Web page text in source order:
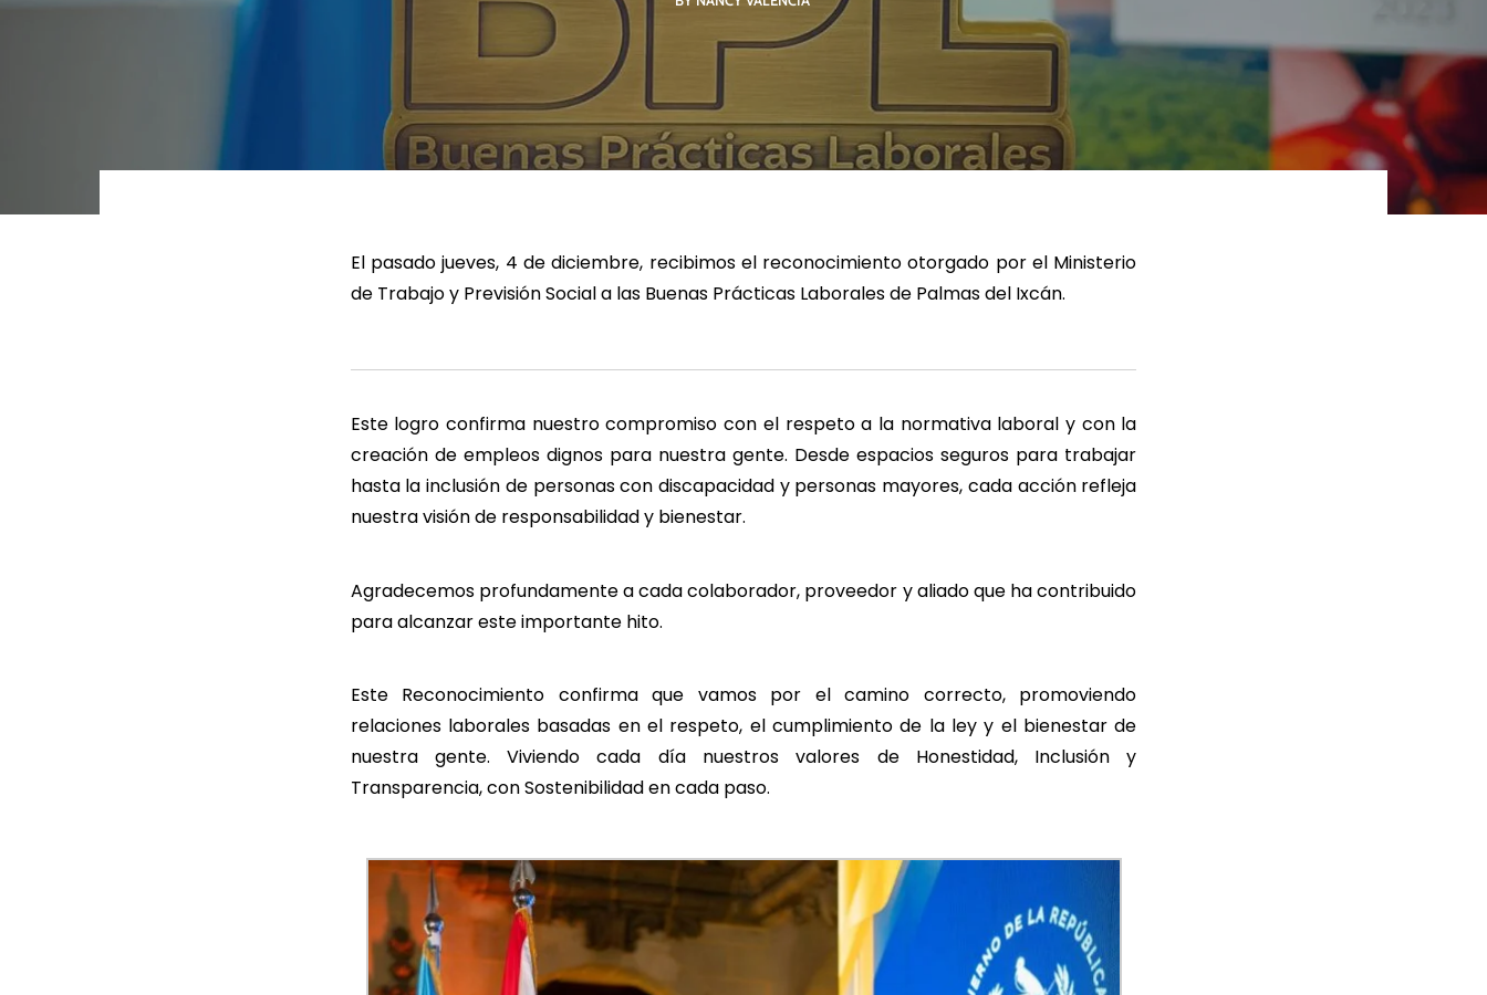
LEER MÁS LEER MÁS LEER MÁS
El pasado jueves, 4 de diciembre, recibimos el reconocimiento otorgado por el Ministerio
de Trabajo y Previsión Social a las Buenas Prácticas Laborales de Palmas del Ixcán.
Este logro confirma nuestro compromiso con el respeto a la normativa laboral y con la
creación de empleos dignos para nuestra gente. Desde espacios seguros para trabajar
hasta la inclusión de personas con discapacidad y personas mayores, cada acción refleja
nuestra visión de responsabilidad y bienestar.
Agradecemos profundamente a cada colaborador, proveedor y aliado que ha contribuido
para alcanzar este importante hito.
Este Reconocimiento confirma que vamos por el camino correcto, promoviendo
relaciones laborales basadas en el respeto, el cumplimiento de la ley y el bienestar de
nuestra gente. Viviendo cada día nuestros valores de Honestidad, Inclusión y
Transparencia, con Sostenibilidad en cada paso.